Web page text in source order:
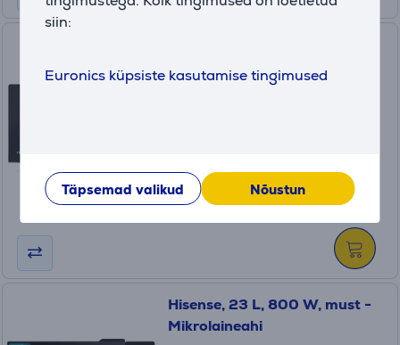
siin:
Euronics küpsiste kasutamise tingimused
Täpsemad valikud Nõustun
109.99 €
Kuumakse alates 4 €
Hisense, 23 L, 800 W, must -
Mikrolaineahi